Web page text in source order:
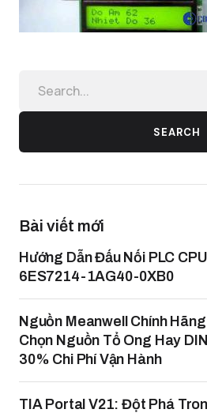
SEARCH
Bài viết mới
Hướng Dẫn Đấu Nối PLC
6ES7214-1AG40-0XB0
Nguồn Meanwell Chính
Chọn Nguồn Tổ Ong Hay
30% Chi Phí Vận Hành
TIA Portal V21: Đột Phá